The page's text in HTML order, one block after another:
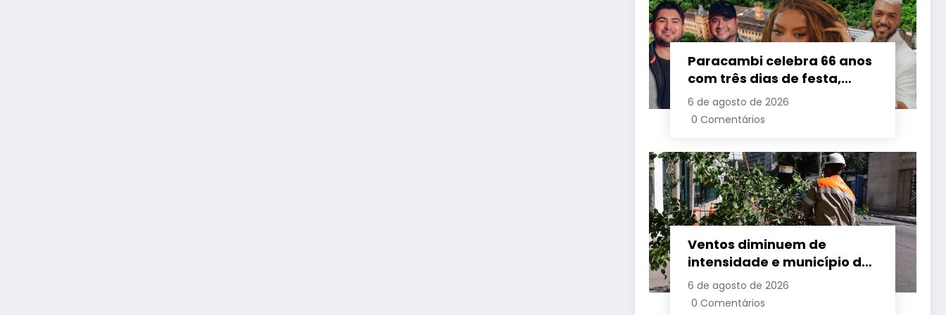
Paracambi celebra 66 anos
com três dias de festa,
grandes shows e
programação para toda a
sexta-feira (7)
6 de agosto de 2026
0 Comentários
Ventos diminuem de
intensidade e município do
Rio volta ao Estágio 1
6 de agosto de 2026
0 Comentários